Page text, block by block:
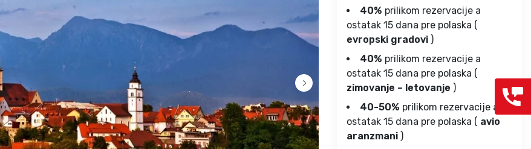
40% prilikom rezervacije a
ostatak 15 dana pre polaska (
evropski gradovi )
40% prilikom rezervacije a
ostatak 15 dana pre polaska (
zimovanje – letovanje )
40-50% prilikom rezervacije a
ostatak 15 dana pre polaska ( avio
aranzmani )